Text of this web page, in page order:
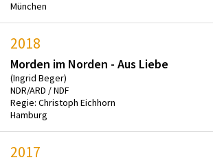
München
2018
Morden im Norden - Aus Liebe
(Ingrid Beger)
NDR/ARD / NDF
Regie: Christoph Eichhorn
Hamburg
2017